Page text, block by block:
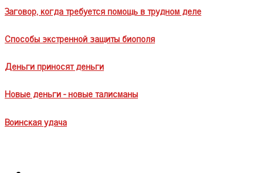
Заговор, когда требуется помощь в трудном деле
Способы экстренной защиты биополя
Деньги приносят деньги
Новые деньги - новые талисманы
Воинская удача